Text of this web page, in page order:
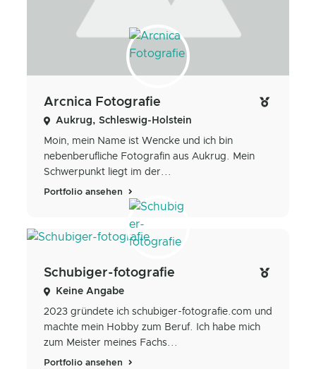
Arcnica Fotografie
Aukrug, Schleswig-Holstein
Moin, mein Name ist Wencke und ich bin
nebenberufliche Fotografin aus Aukrug. Mein
Schwerpunkt liegt im der...
Portfolio ansehen
Schubiger-fotografie
Keine Angabe
2023 gründete ich schubiger-fotografie.com und
machte mein Hobby zum Beruf. Ich habe mich
zum Meister meines Fachs...
Portfolio ansehen